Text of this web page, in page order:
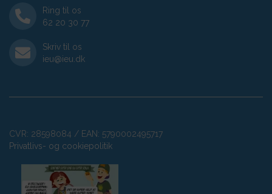
Ring til os
62 20 30 77
Skriv til os
ieu@ieu.dk
CVR: 28598084 / EAN: 5790002495717
Privatlivs- og cookiepolitik